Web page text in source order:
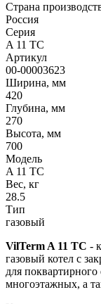
Страна
Россия
Серия
A 11 TC
Артикул
00-00003623
Ширина, мм
420
Глубина, мм
270
Высота, мм
700
Модель
A 11 TC
Вес, кг
28.5
Тип
газовый
VilTerm A 11 TC -
газовый котел с
для
многоэтажных, а